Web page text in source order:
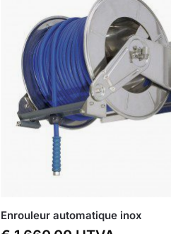
Enrouleur automatique inox